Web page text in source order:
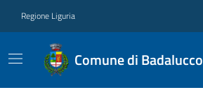
Regione Liguria
Comune di Badalucco